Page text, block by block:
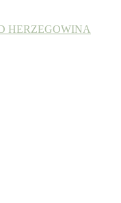
HERZEGOWINA